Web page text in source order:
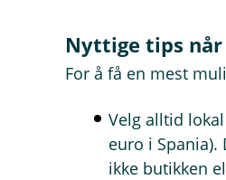
Nyttige tips
For å få en mest
Velg alltid
euro i Spania).
ikke butikken